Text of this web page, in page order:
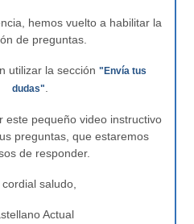
hemos vuelto a habilitar la
de preguntas.
utilizar la sección "Envía tus
dudas"
este pequeño video instructivo
preguntas, que estaremos
de responder.
cordial saludo,
Actual